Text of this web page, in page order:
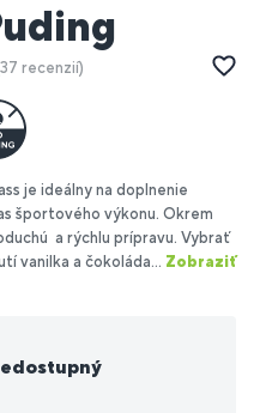
37 recenzií
je ideálny na doplnenie
športového výkonu. Okrem
a rýchlu prípravu. Vybrať
vanilka a čokoláda... Zobraziť